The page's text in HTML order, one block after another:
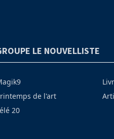
LE NOUVELLISTE
de l'art
20